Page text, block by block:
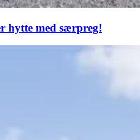
hytte med særpreg!